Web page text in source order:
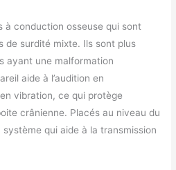
à conduction osseuse qui sont
de surdité mixte. Ils sont plus
ayant une malformation
aide à l’audition en
vibration, ce qui protège
crânienne. Placés au niveau du
système qui aide à la transmission